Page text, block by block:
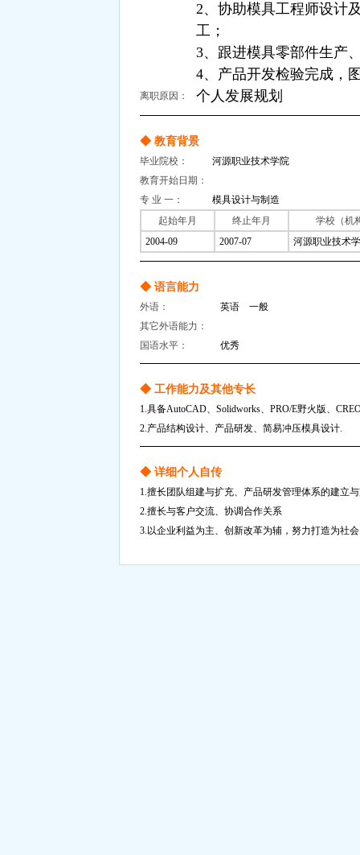
2、协助模具工程师设计
工；
3、跟进模具零部件生产
4、产品开发检验完成，
离职原因： 个人发展规划
◆ 教育背景
毕业院校：
河源职业技术学院
教育开始日期：
专 业 一：
模具设计与制造
起始年月
终止年月
学校（机
2004-09
2007-07 河源职业技术
◆ 语言能力
外语：
英语 一般
其它外语能力：
国语水平：
优秀
◆ 工作能力及其他专长
1.具备AutoCAD、Solidworks、PRO/E野火版、
2.产品结构设计、产品研发、简易冲压模具设计.
◆ 详细个人自传
1.擅长团队组建与扩充、产品研发管理体系的建立
2.擅长与客户交流、协调合作关系
3.以企业利益为主、创新改革为辅，努力打造为社